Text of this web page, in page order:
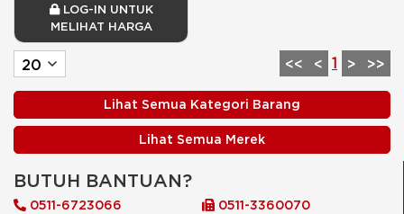
LOG-IN UNTUK
MELIHAT HARGA
<< < 1 > >>
Lihat Semua Kategori Barang
Lihat Semua Merek
BUTUH BANTUAN?
0511-6723066
0511-3360070